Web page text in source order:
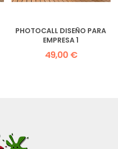
PHOTOCALL DISEÑO PARA
EMPRESA 1
49,00 €